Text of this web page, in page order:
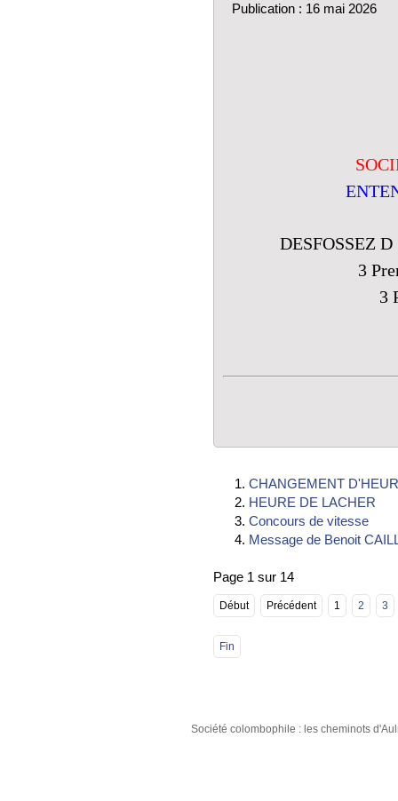
Publication : 16 mai 2026
DESFOSSEZ
3
3
CHANGEMENT
HEURE DE LACHER
Concours de vitesse
Message de Benoit
Page 1 sur 14
Début Précédent 1 2 3
Fin
Société colombophile : les cheminots